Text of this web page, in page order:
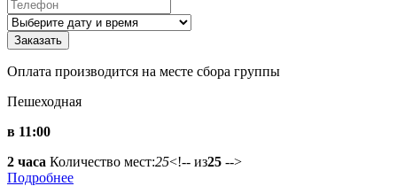
Оплата производится на месте сбора группы
Пешеходная
в 11:00
2 часа Количество мест:25<!-- из25 -->
Подробнее